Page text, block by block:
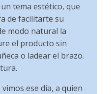
tema estético, que
de facilitarte su
modo natural la
el producto sin
o ladear el brazo.
ese día, a quien